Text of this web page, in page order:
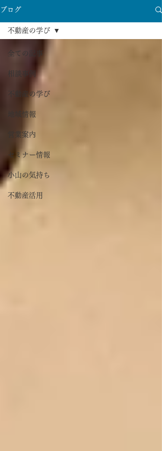
ブログ
全ての記事
相談事例
不動産の学び
地域情報
営業案内
セミナー情報
小山の気持ち
不動産活用
不動産の学び